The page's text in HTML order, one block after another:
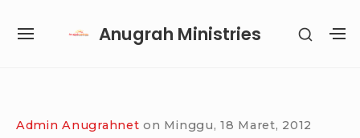
Anugrah Ministries
SITE
SHOW
Admin Anugrahnet on Minggu, 18 Maret, 2012